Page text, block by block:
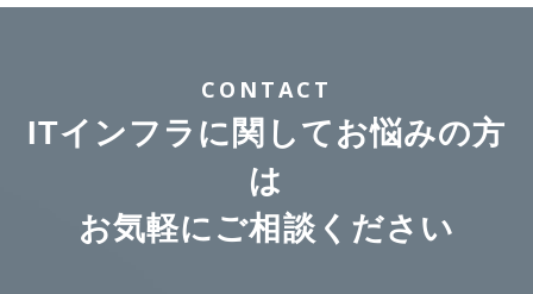
CONTACT
ITインフラに関してお悩みの方
は
お気軽にご相談ください